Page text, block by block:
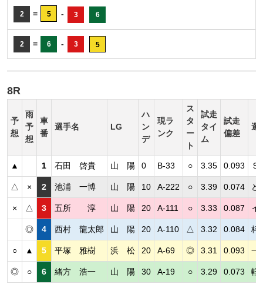
2 = 5 - 3 6
2 = 6 - 3 5
8R
予
想
雨
予
想
車
番
選手名 LG
ハ
ン
デ
現ラ
ンク
ス
タ
ー
ト
試走
タイ
ム
試走
偏差
選
▲ 1 石田 啓貴 山 陽 0 B-33 ○ 3.35 0.093 Ｓ
△ × 2 池浦 一博 山 陽 10 A-222 ○ 3.39 0.074 ど
× △ 3 五所 淳 山 陽 20 A-111 ○ 3.33 0.087 イ
◎ 4 西村 龍太郎 山 陽 20 A-110 △ 3.32 0.084 枠
○ ▲ 5 平塚 雅樹 浜 松 20 A-69 ◎ 3.31 0.093 一
◎ ○ 6 緒方 浩一 山 陽 30 A-19 ○ 3.29 0.073 軽